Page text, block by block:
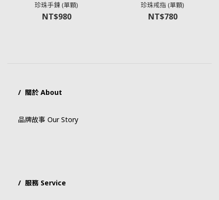
珍珠手鍊 (單顆)
NT$980
珍珠戒指 (單顆)
NT$780
/ 關於 About
品牌故事 Our Story
/ 服務 Service